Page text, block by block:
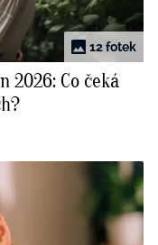
12 fotek
2026: Co čeká